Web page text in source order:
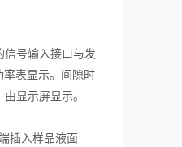
号输入接口与发
率表显示。间隙时
显示屏显示。
插入样品液面